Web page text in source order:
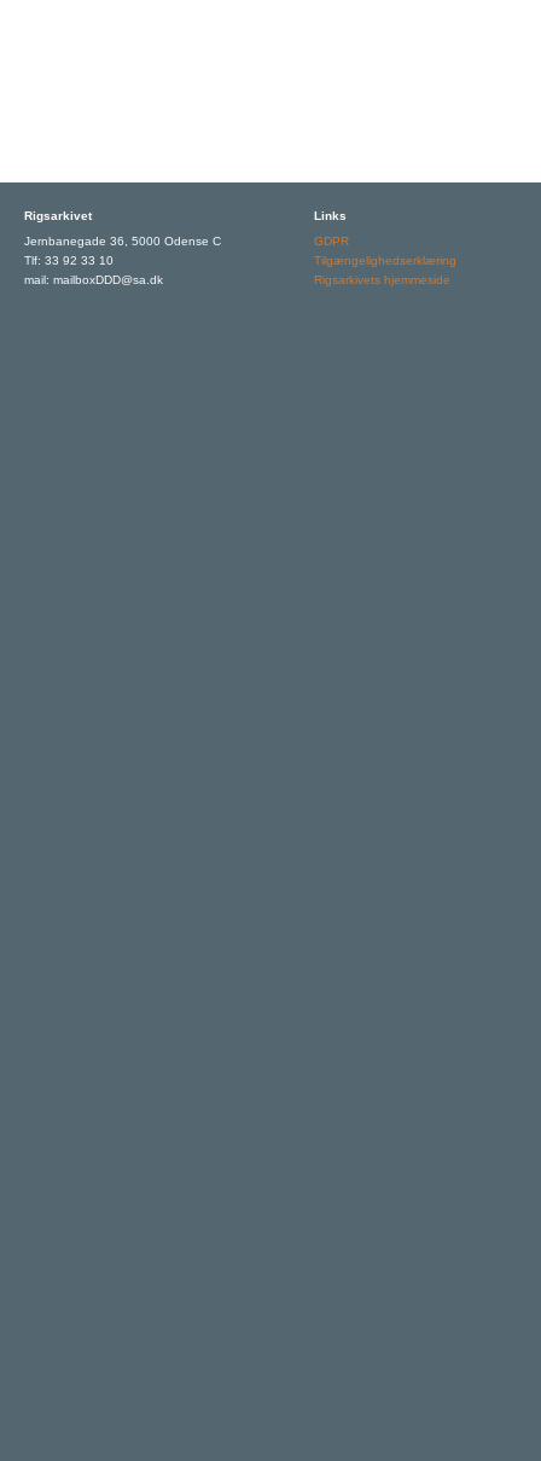
Rigsarkivet
Jernbanegade 36, 5000 Odense C
Tlf: 33 92 33 10
mail: mailboxDDD@sa.dk
Links
GDPR
Tilgængelighedserklæring
Rigsarkivets hjemmeside